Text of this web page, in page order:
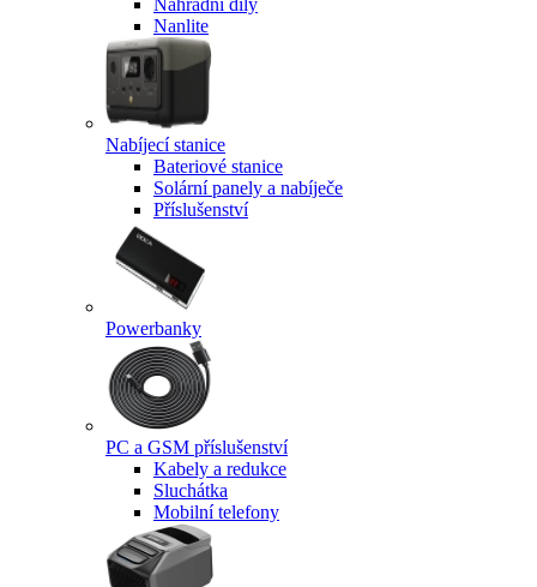
Náhradní díly
Nanlite
Nabíjecí stanice
Bateriové stanice
Solární panely a nabíječe
Příslušenství
Powerbanky
PC a GSM příslušenství
Kabely a redukce
Sluchátka
Mobilní telefony